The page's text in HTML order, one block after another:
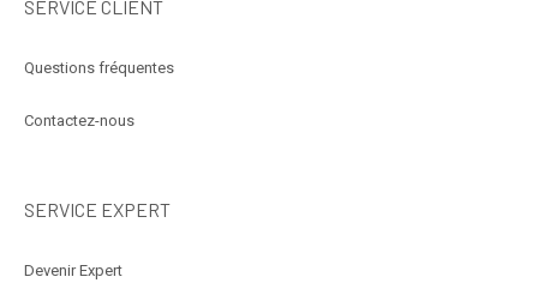
SERVICE CLIENT
Questions fréquentes
Contactez-nous
SERVICE EXPERT
Devenir Expert